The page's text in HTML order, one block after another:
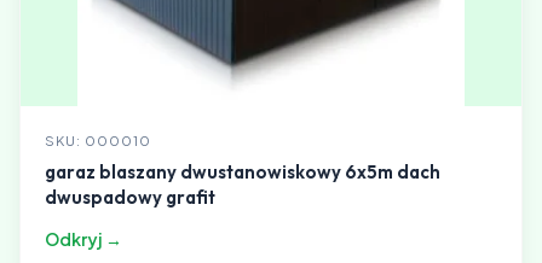
SKU: 000010
garaz blaszany dwustanowiskowy 6x5m dach
dwuspadowy grafit
Odkryj →